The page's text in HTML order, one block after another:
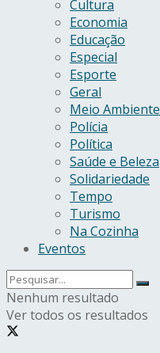
Cultura
Economia
Educação
Especial
Esporte
Geral
Meio Ambiente
Polícia
Política
Saúde e Beleza
Solidariedade
Tempo
Turismo
Na Cozinha
Eventos
Nenhum resultado
Ver todos os resultados